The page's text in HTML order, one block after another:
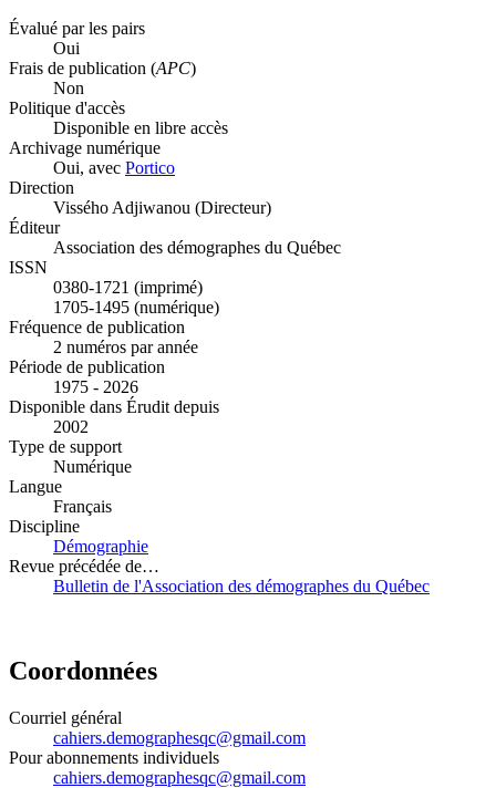
Évalué par les pairs
Oui
Frais de publication (APC)
Non
Politique d'accès
Disponible en libre accès
Archivage numérique
Oui, avec Portico
Direction
Vissého Adjiwanou (Directeur)
Éditeur
Association des démographes du Québec
ISSN
0380-1721 (imprimé)
1705-1495 (numérique)
Fréquence de publication
2 numéros par année
Période de publication
1975 - 2026
Disponible dans Érudit depuis
2002
Type de support
Numérique
Langue
Français
Discipline
Démographie
Revue précédée de…
Bulletin de l'Association des démographes du Québec
Coordonnées
Courriel général
cahiers.demographesqc@gmail.com
Pour abonnements individuels
cahiers.demographesqc@gmail.com